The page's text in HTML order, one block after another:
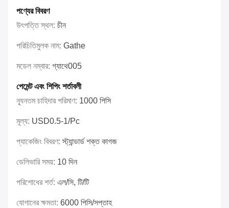
পণ্যের বিবরণ
উৎপত্তি স্থল: চীন
পরিচিতিমুলক নাম: Gathe
মডেল নম্বার: গ্যাথে005
পেমেন্ট এবং শিপিং শর্তাবলী
ন্যূনতম চাহিদার পরিমাণ: 1000 পিসি
মূল্য: USD0.5-1/pc
প্যাকেজিং বিবরণ:স্ট্যান্ডার্ড শক্ত কাগজ
ডেলিভারি সময়: 10 দিন
পরিশোধের শর্ত: এল/সি, টি/টি
যোগানের ক্ষমতা: 6000 পিসি/সপ্তাহ